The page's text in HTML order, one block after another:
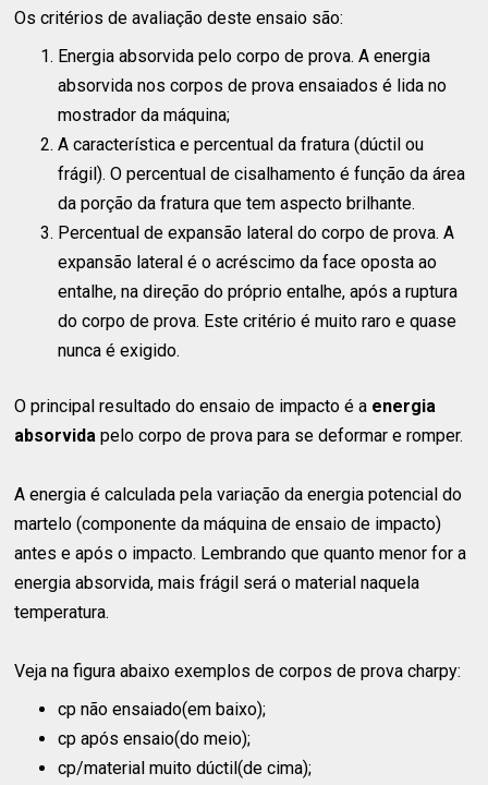
Os critérios de avaliação deste ensaio são:
Energia absorvida pelo corpo de prova. A energia
absorvida nos corpos de prova ensaiados é lida no
mostrador da máquina;
A característica e percentual da fratura (dúctil ou
frágil). O percentual de cisalhamento é função da área
da porção da fratura que tem aspecto brilhante.
Percentual de expansão lateral do corpo de prova. A
expansão lateral é o acréscimo da face oposta ao
entalhe, na direção do próprio entalhe, após a ruptura
do corpo de prova. Este critério é muito raro e quase
nunca é exigido.
O principal resultado do ensaio de impacto é a energia
absorvida pelo corpo de prova para se deformar e romper.
A energia é calculada pela variação da energia potencial do
martelo (componente da máquina de ensaio de impacto)
antes e após o impacto. Lembrando que quanto menor for a
energia absorvida, mais frágil será o material naquela
temperatura.
Veja na figura abaixo exemplos de corpos de prova charpy:
cp não ensaiado(em baixo);
cp após ensaio(do meio);
cp/material muito dúctil(de cima);